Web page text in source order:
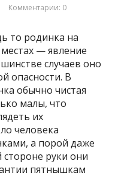
Комментарии: 0
то родинка на
— явление
случаев оно
опасности. В
обычно чистая
малы, что
их
человека
а порой даже
руки они
пятнышкам